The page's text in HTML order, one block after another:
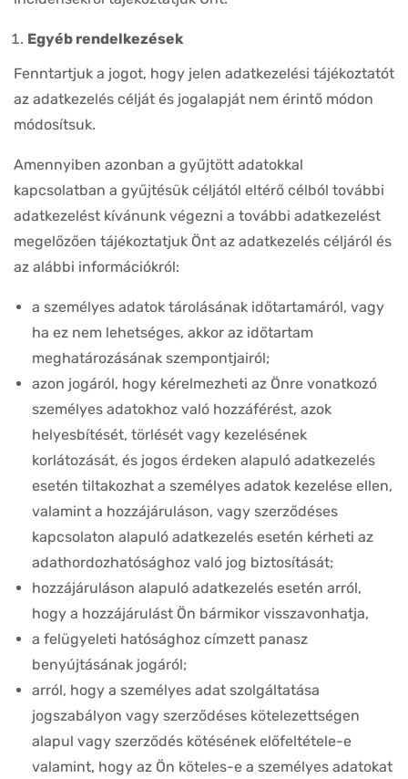
Egyéb rendelkezések
Fenntartjuk a jogot, hogy jelen adatkezelési tájékoztatót
az adatkezelés célját és jogalapját nem érintő módon
módosítsuk.
Amennyiben azonban a gyűjtött adatokkal
kapcsolatban a gyűjtésük céljától eltérő célból további
adatkezelést kívánunk végezni a további adatkezelést
megelőzően tájékoztatjuk Önt az adatkezelés céljáról és
az alábbi információkról:
a személyes adatok tárolásának időtartamáról, vagy
ha ez nem lehetséges, akkor az időtartam
meghatározásának szempontjairól;
azon jogáról, hogy kérelmezheti az Önre vonatkozó
személyes adatokhoz való hozzáférést, azok
helyesbítését, törlését vagy kezelésének
korlátozását, és jogos érdeken alapuló adatkezelés
esetén tiltakozhat a személyes adatok kezelése ellen,
valamint a hozzájáruláson, vagy szerződéses
kapcsolaton alapuló adatkezelés esetén kérheti az
adathordozhatósághoz való jog biztosítását;
hozzájáruláson alapuló adatkezelés esetén arról,
hogy a hozzájárulást Ön bármikor visszavonhatja,
a felügyeleti hatósághoz címzett panasz
benyújtásának jogáról;
arról, hogy a személyes adat szolgáltatása
jogszabályon vagy szerződéses kötelezettségen
alapul vagy szerződés kötésének előfeltétele-e
valamint, hogy az Ön köteles-e a személyes adatokat